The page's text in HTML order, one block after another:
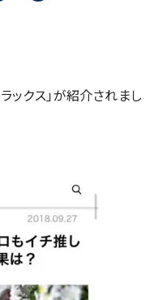
ックス」が紹介されまし